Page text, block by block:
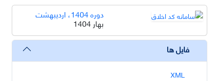
دوره 1404، اردیبهشت
بهار 1404
فایل ها
XML